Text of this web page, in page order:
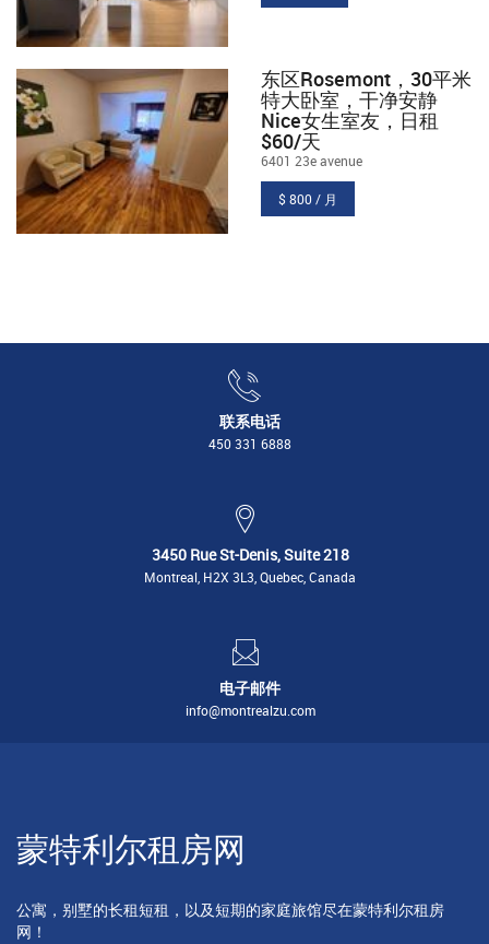
东区Rosemont，30平米
特大卧室，干净安静
Nice女生室友，日租
$60/天
6401 23e avenue
$ 800 / 月
联系电话
450 331 6888
3450 Rue St-Denis, Suite 218
Montreal, H2X 3L3, Quebec, Canada
电子邮件
info@montrealzu.com
蒙特利尔租房网
公寓，别墅的长租短租，以及短期的家庭旅馆尽在蒙特利尔租房
网！